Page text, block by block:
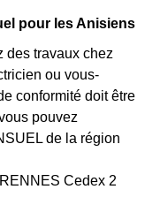
pour les Anisiens
des travaux chez
ou vous-
conformité doit être
pouvez
de la région
Cedex 2